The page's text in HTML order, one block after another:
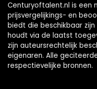
Centuryoftalent.nl is een
prijsvergelijkings- en
biedt die beschikbaar
houdt via de laatst
zijn auteursrechtelijk
eigenaren. Alle
respectievelijke bronnen.